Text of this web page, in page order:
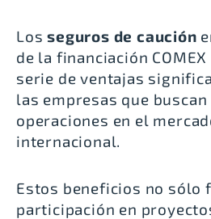
Losseguros de caución
de la financiación
serie de ventajas
las empresas que
operaciones en el
internacional.
Estos beneficios no sólo
participación en